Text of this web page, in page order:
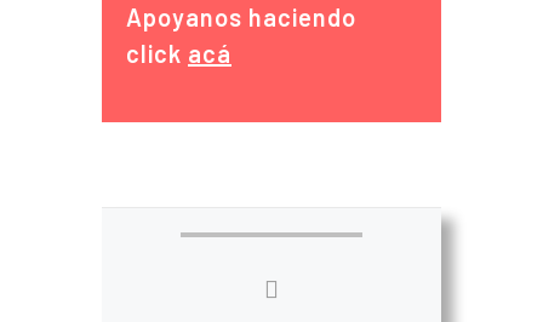
Apoyanos haciendo
click acá